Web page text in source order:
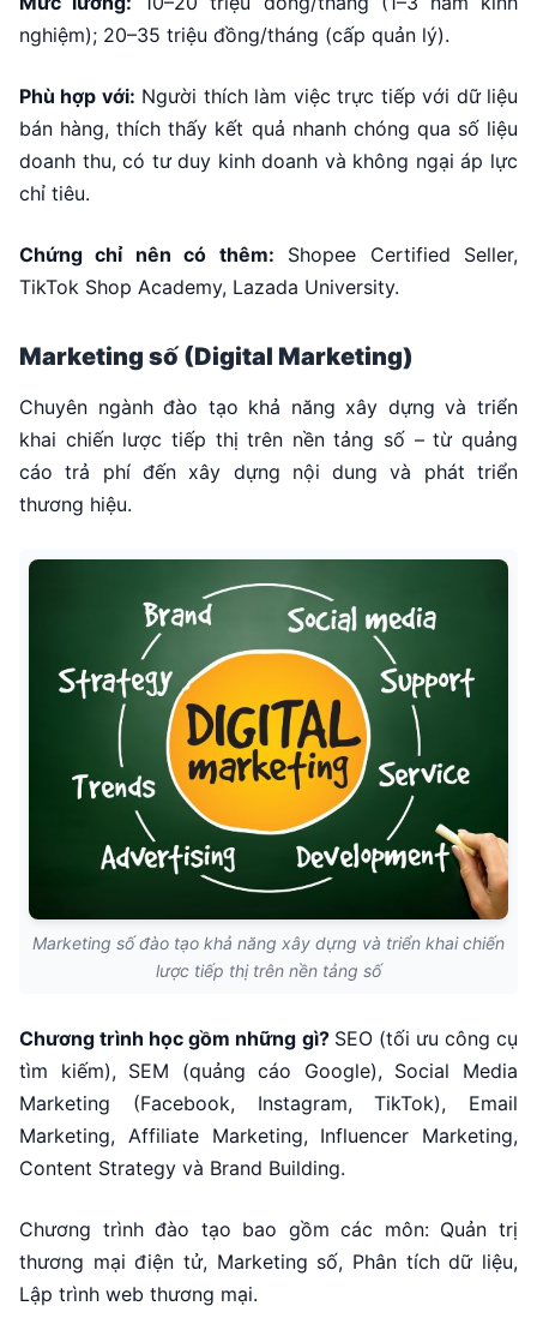
nghiệm); 20–35 triệu đồng/tháng (cấp quản lý).
Phù hợp với: Người thích làm việc trực tiếp với dữ liệu
bán hàng, thích thấy kết quả nhanh chóng qua số liệu
doanh thu, có tư duy kinh doanh và không ngại áp lực
chỉ tiêu.
Chứng chỉ nên có thêm: Shopee Certified Seller,
TikTok Shop Academy, Lazada University.
Marketing số (Digital Marketing)
Chuyên ngành đào tạo khả năng xây dựng và triển
khai chiến lược tiếp thị trên nền tảng số – từ quảng
cáo trả phí đến xây dựng nội dung và phát triển
thương hiệu.
Marketing số đào tạo khả năng xây dựng và triển khai chiến
lược tiếp thị trên nền tảng số
Chương trình học gồm những gì? SEO (tối ưu công cụ
tìm kiếm), SEM (quảng cáo Google), Social Media
Marketing (Facebook, Instagram, TikTok), Email
Marketing, Affiliate Marketing, Influencer Marketing,
Content Strategy và Brand Building.
Chương trình đào tạo bao gồm các môn: Quản trị
thương mại điện tử, Marketing số, Phân tích dữ liệu,
Lập trình web thương mại.